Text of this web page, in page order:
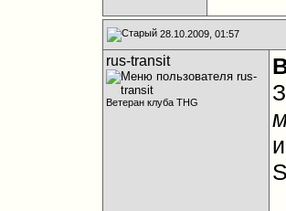
28.10.2009, 01:57
rus-transit
Ветеран клуба THG